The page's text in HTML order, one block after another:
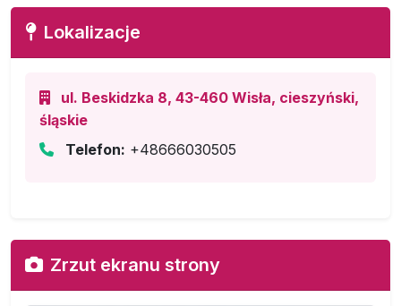
Lokalizacje
ul. Beskidzka 8, 43-460 Wisła, cieszyński,
śląskie
Telefon: +48666030505
Zrzut ekranu strony